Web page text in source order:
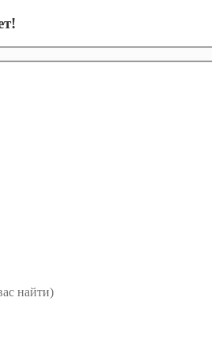
найти)